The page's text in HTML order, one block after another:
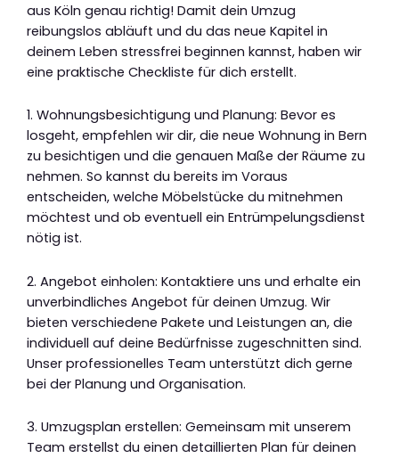
aus Köln genau richtig! Damit dein Umzug
reibungslos abläuft und du das neue Kapitel in
deinem Leben stressfrei beginnen kannst, haben wir
eine praktische Checkliste für dich erstellt.
1. Wohnungsbesichtigung und Planung: Bevor es
losgeht, empfehlen wir dir, die neue Wohnung in Bern
zu besichtigen und die genauen Maße der Räume zu
nehmen. So kannst du bereits im Voraus
entscheiden, welche Möbelstücke du mitnehmen
möchtest und ob eventuell ein Entrümpelungsdienst
nötig ist.
2. Angebot einholen: Kontaktiere uns und erhalte ein
unverbindliches Angebot für deinen Umzug. Wir
bieten verschiedene Pakete und Leistungen an, die
individuell auf deine Bedürfnisse zugeschnitten sind.
Unser professionelles Team unterstützt dich gerne
bei der Planung und Organisation.
3. Umzugsplan erstellen: Gemeinsam mit unserem
Team erstellst du einen detaillierten Plan für deinen